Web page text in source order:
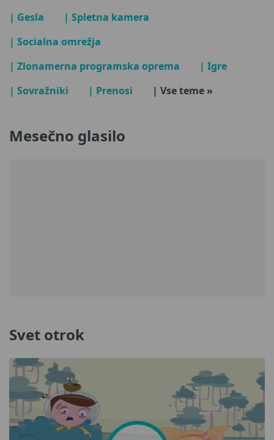
| Gesla
| Spletna kamera
| Socialna omrežja
| Zlonamerna programska oprema
| Igre
| Sovražniki
| Prenosi | Vse teme »
Mesečno glasilo
Svet otrok